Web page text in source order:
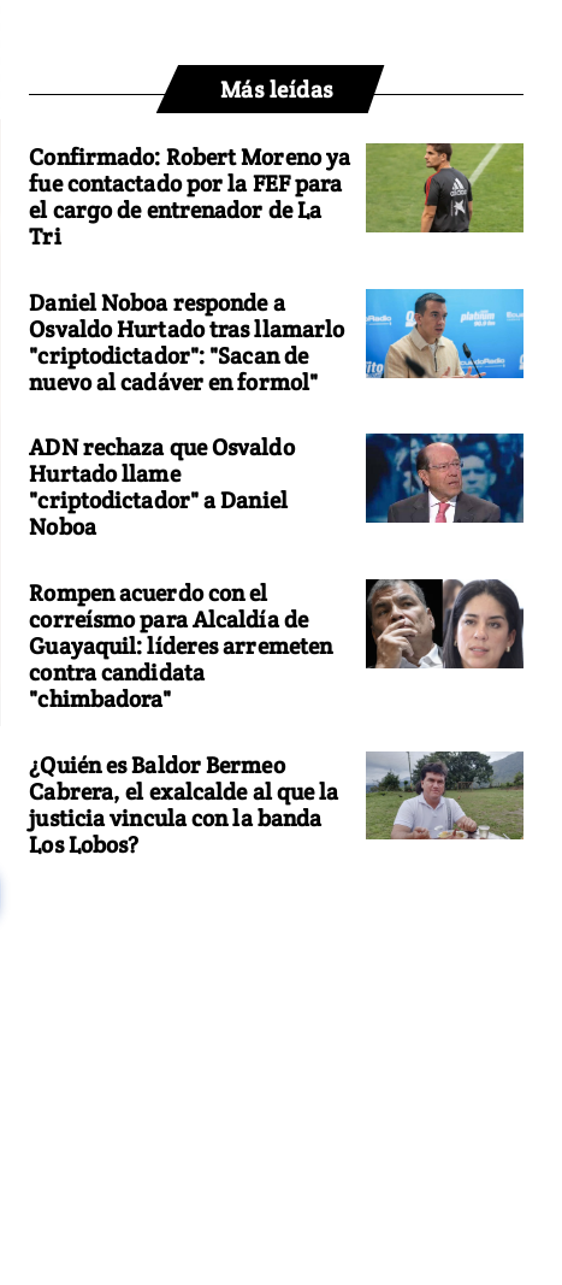
Más leídas
Confirmado: Robert Moreno ya
fue contactado por la FEF para
el cargo de entrenador de La
Tri
Daniel Noboa responde a
Osvaldo Hurtado tras llamarlo
"criptodictador": "Sacan de
nuevo al cadáver en formol"
ADN rechaza que Osvaldo
Hurtado llame
"criptodictador" a Daniel
Noboa
Rompen acuerdo con el
correísmo para Alcaldía de
Guayaquil: líderes arremeten
contra candidata
"chimbadora"
¿Quién es Baldor Bermeo
Cabrera, el exalcalde al que la
justicia vincula con la banda
Los Lobos?